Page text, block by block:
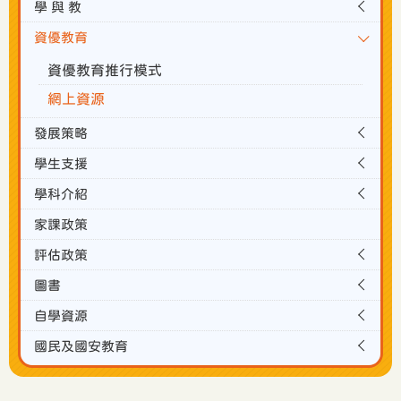
學 與 教
資優教育
資優教育推行模式
網上資源
發展策略
學生支援
學科介紹
家課政策
評估政策
圖書
自學資源
國民及國安教育